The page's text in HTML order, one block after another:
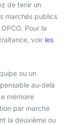
de tenir un
marchés publics
Pour la
voir les
ou un
au-delà
mémoire
par marché
la deuxième ou